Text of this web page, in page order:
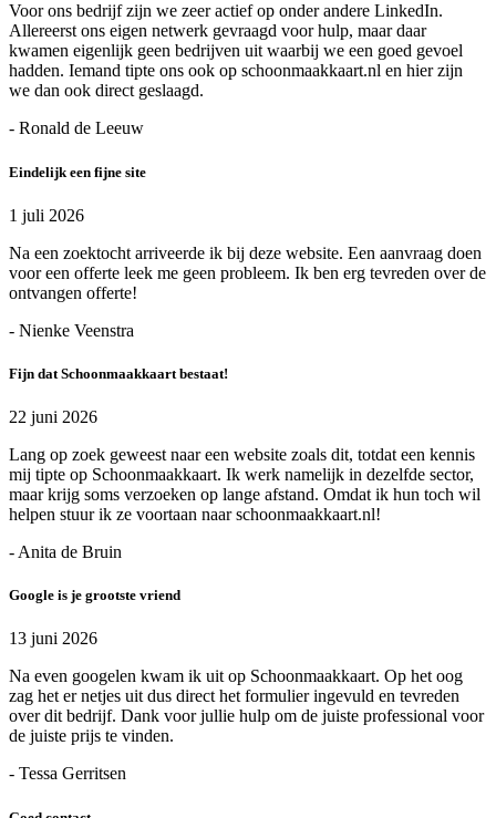
Voor ons bedrijf zijn we zeer actief op onder andere LinkedIn.
Allereerst ons eigen netwerk gevraagd voor hulp, maar daar
kwamen eigenlijk geen bedrijven uit waarbij we een goed gevoel
hadden. Iemand tipte ons ook op schoonmaakkaart.nl en hier zijn
we dan ook direct geslaagd.
- Ronald de Leeuw
Eindelijk een fijne site
1 juli 2026
Na een zoektocht arriveerde ik bij deze website. Een aanvraag doen
voor een offerte leek me geen probleem. Ik ben erg tevreden over de
ontvangen offerte!
- Nienke Veenstra
Fijn dat Schoonmaakkaart bestaat!
22 juni 2026
Lang op zoek geweest naar een website zoals dit, totdat een kennis
mij tipte op Schoonmaakkaart. Ik werk namelijk in dezelfde sector,
maar krijg soms verzoeken op lange afstand. Omdat ik hun toch wil
helpen stuur ik ze voortaan naar schoonmaakkaart.nl!
- Anita de Bruin
Google is je grootste vriend
13 juni 2026
Na even googelen kwam ik uit op Schoonmaakkaart. Op het oog
zag het er netjes uit dus direct het formulier ingevuld en tevreden
over dit bedrijf. Dank voor jullie hulp om de juiste professional voor
de juiste prijs te vinden.
- Tessa Gerritsen